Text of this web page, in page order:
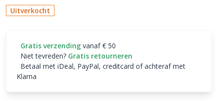
Uitverkocht
Gratis verzending vanaf € 50
Niet tevreden? Gratis retourneren
Betaal met iDeal, PayPal, creditcard of achteraf met
Klarna